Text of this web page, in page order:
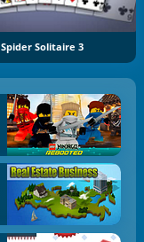
Spider Solitaire 3